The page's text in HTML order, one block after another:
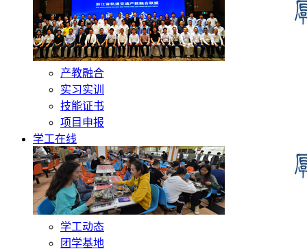
产教融合
实习实训
技能证书
项目申报
学工在线
学工动态
团学基地